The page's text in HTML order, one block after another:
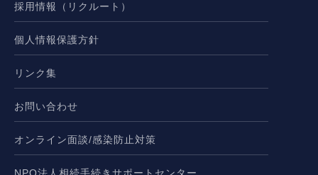
採用情報（リクルート）
個人情報保護方針
リンク集
お問い合わせ
オンライン面談/感染防止対策